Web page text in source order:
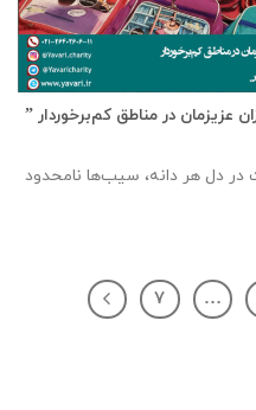
عزیزمان در مناطق کم‌برخوردار ”
دل هر دانه، سیب‌ها نامحدود
… ۷